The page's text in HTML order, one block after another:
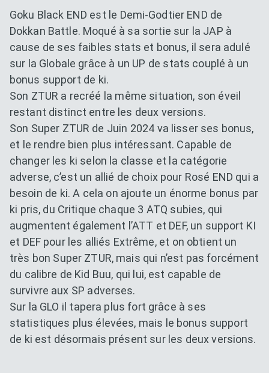
Goku Black END est le Demi-Godtier END de
Dokkan Battle. Moqué à sa sortie sur la JAP à
cause de ses faibles stats et bonus, il sera adulé
sur la Globale grâce à un UP de stats couplé à un
bonus support de ki.
Son ZTUR a recréé la même situation, son éveil
restant distinct entre les deux versions.
Son Super ZTUR de Juin 2024 va lisser ses bonus,
et le rendre bien plus intéressant. Capable de
changer les ki selon la classe et la catégorie
adverse, c’est un allié de choix pour Rosé END qui a
besoin de ki. A cela on ajoute un énorme bonus par
ki pris, du Critique chaque 3 ATQ subies, qui
augmentent également l’ATT et DEF, un support KI
et DEF pour les alliés Extrême, et on obtient un
très bon Super ZTUR, mais qui n’est pas forcément
du calibre de Kid Buu, qui lui, est capable de
survivre aux SP adverses.
Sur la GLO il tapera plus fort grâce à ses
statistiques plus élevées, mais le bonus support
de ki est désormais présent sur les deux versions.